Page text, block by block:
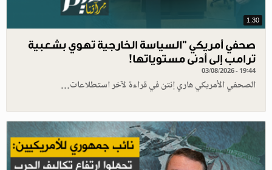
1.30
صحفي أمريكي "السياسة الخارجية تهوي بشعبية
ترامب إلى أدنى مستوياتها!
03/08/2026 - 19:44
الصحفي الأمريكي هاري إنتن في قراءة لآخر استطلاعات…